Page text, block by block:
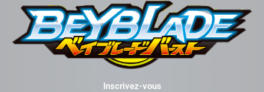
Inscrivez-vous